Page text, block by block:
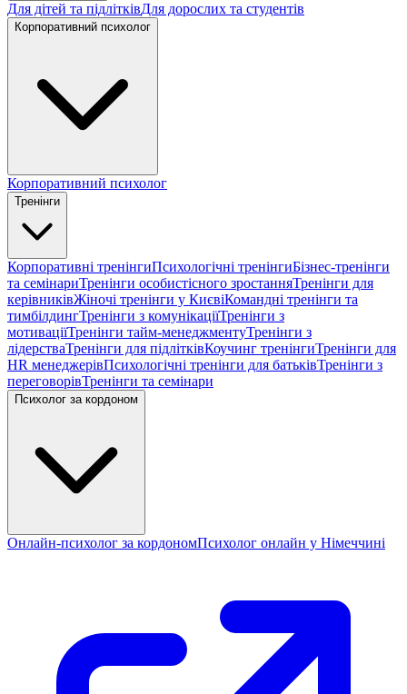
Для дітей та підлітківДля дорослих та студентів
Корпоративний психолог
Корпоративний психолог
Тренінги
Корпоративні тренінгиПсихологічні тренінгиБізнес-тренінги
та семінариТренінги особистісного зростанняТренінги для
керівниківЖіночі тренінги у КиєвіКомандні тренінги та
тимбілдингТренінги з комунікаціїТренінги з
мотиваціїТренінги тайм-менеджментуТренінги з
лідерстваТренінги для підлітківКоучинг тренінгиТренінги для
HR менеджерівПсихологічні тренінги для батьківТренінги з
переговорівТренінги та семінари
Психолог за кордоном
Онлайн-психолог за кордономПсихолог онлайн у Німеччині